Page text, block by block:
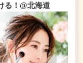
る！@北海道